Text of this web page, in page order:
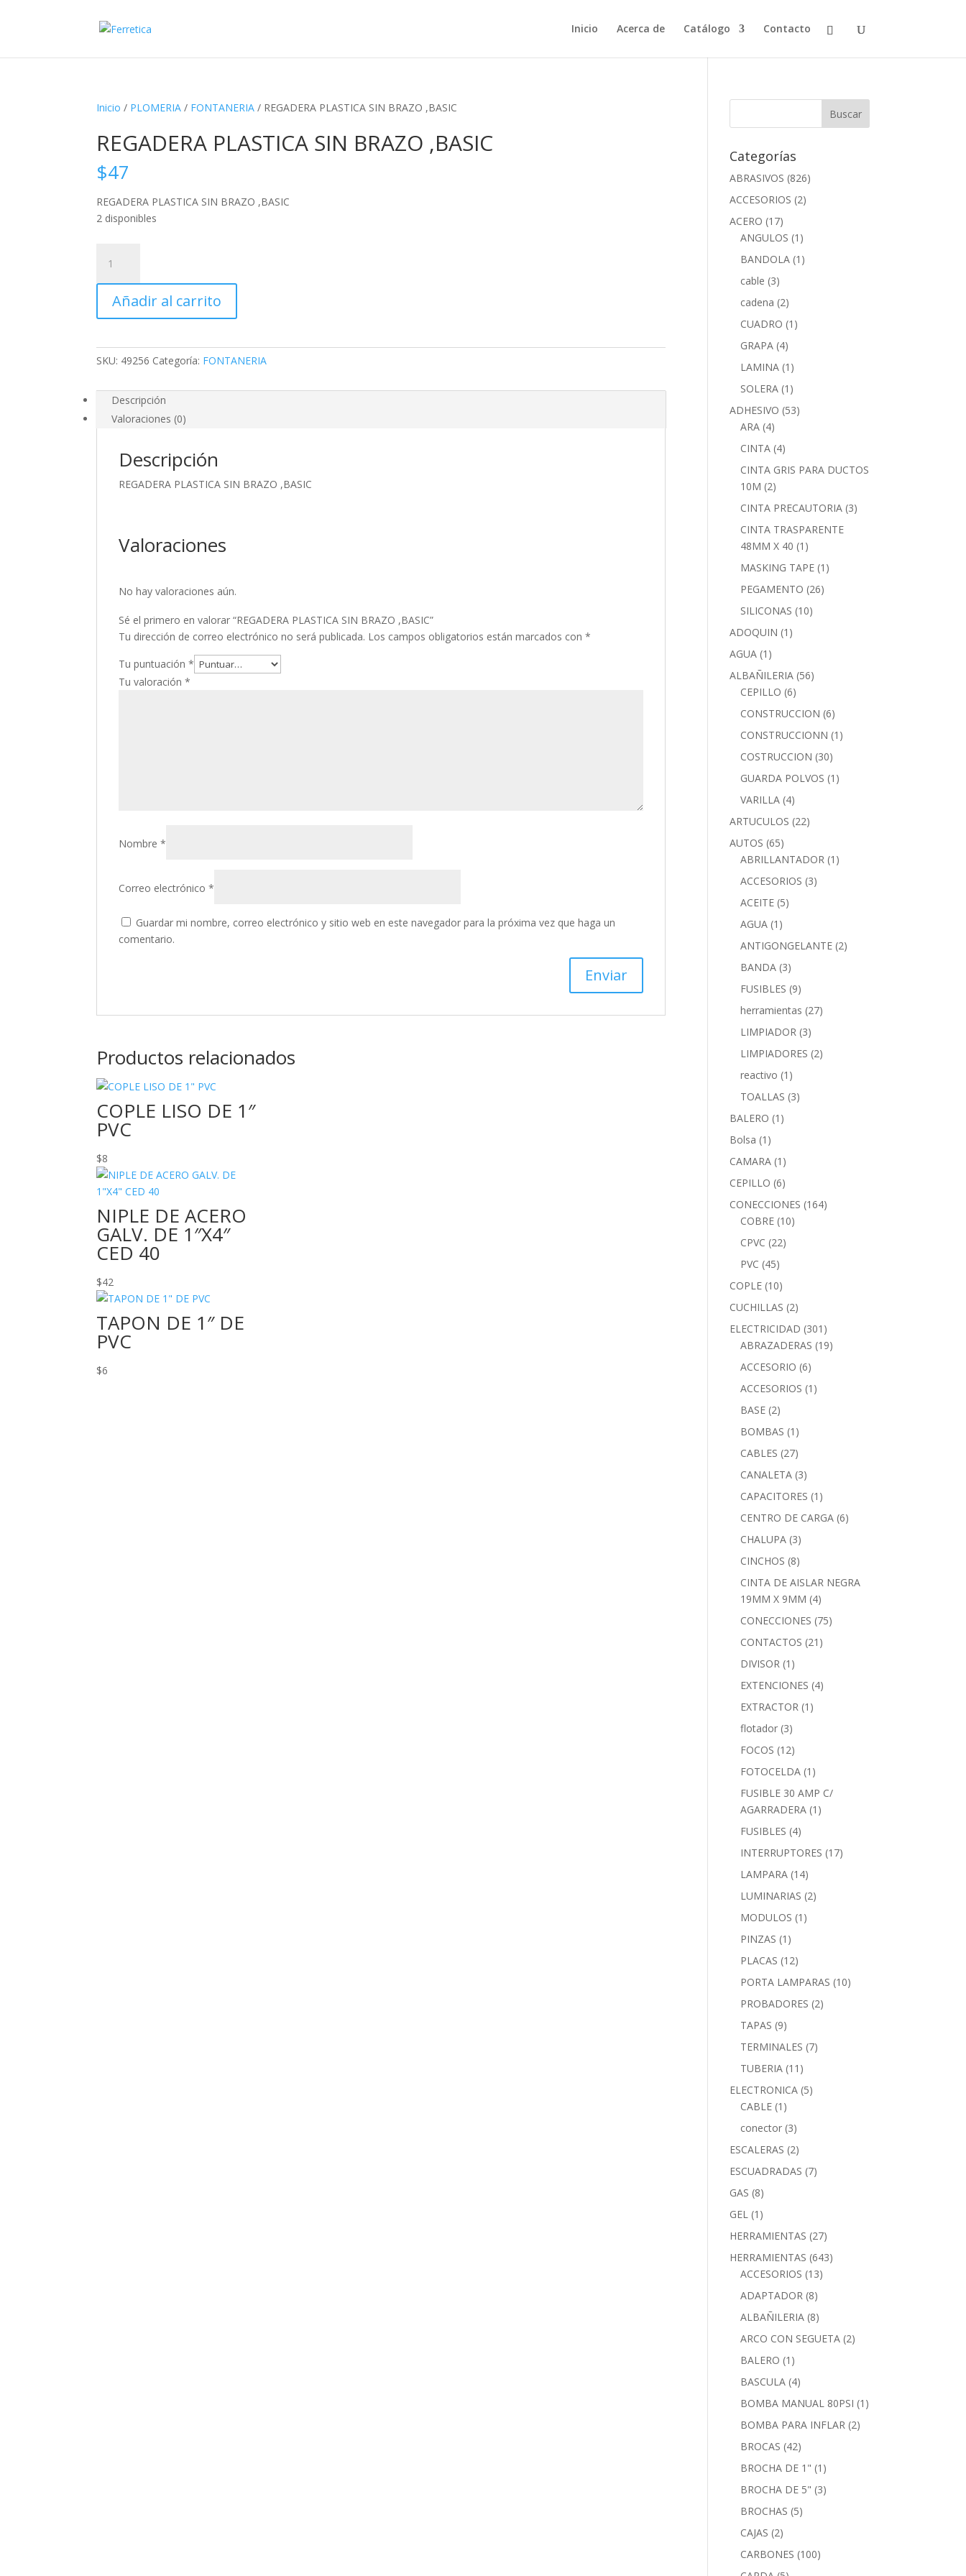
Inicio Acerca de Catálogo Contacto
Inicio / PLOMERIA / FONTANERIA / REGADERA PLASTICA SIN BRAZO ,BASIC
REGADERA PLASTICA SIN BRAZO ,BASIC
$47
REGADERA PLASTICA SIN BRAZO ,BASIC
2 disponibles
PLASTICA
SIN
BRAZO
,BASIC
Añadir al carrito
SKU: 49256 Categoría: FONTANERIA
Descripción
Valoraciones (0)
Descripción
REGADERA PLASTICA SIN BRAZO ,BASIC
Valoraciones
No hay valoraciones aún.
Sé el primero en valorar “REGADERA PLASTICA SIN BRAZO ,BASIC”
Tu dirección de correo electrónico no será publicada. Los campos obligatorios están marcados con*
Tu puntuación*
Tu valoración*
Nombre*
Correo electrónico*
Guardar mi nombre, correo electrónico y sitio web en este navegador para la próxima vez que haga un
comentario.
Productos relacionados
COPLE LISO DE 1″
PVC
$8
NIPLE DE ACERO
GALV. DE 1″X4″
CED 40
$42
TAPON DE 1″ DE
PVC
$6
Categorías
ABRASIVOS (826)
ACCESORIOS (2)
ACERO (17)
ANGULOS (1)
BANDOLA (1)
cable (3)
cadena (2)
CUADRO (1)
GRAPA (4)
LAMINA (1)
SOLERA (1)
ADHESIVO (53)
ARA (4)
CINTA (4)
CINTA GRIS PARA DUCTOS
10M (2)
CINTA PRECAUTORIA (3)
CINTA TRASPARENTE
48MM X 40 (1)
MASKING TAPE (1)
PEGAMENTO (26)
SILICONAS (10)
ADOQUIN (1)
AGUA (1)
ALBAÑILERIA (56)
CEPILLO (6)
CONSTRUCCION (6)
CONSTRUCCIONN (1)
COSTRUCCION (30)
GUARDA POLVOS (1)
VARILLA (4)
ARTUCULOS (22)
AUTOS (65)
ABRILLANTADOR (1)
ACCESORIOS (3)
ACEITE (5)
AGUA (1)
ANTIGONGELANTE (2)
BANDA (3)
FUSIBLES (9)
herramientas (27)
LIMPIADOR (3)
LIMPIADORES (2)
reactivo (1)
TOALLAS (3)
BALERO (1)
Bolsa (1)
CAMARA (1)
CEPILLO (6)
CONECCIONES (164)
COBRE (10)
CPVC (22)
PVC (45)
COPLE (10)
CUCHILLAS (2)
ELECTRICIDAD (301)
ABRAZADERAS (19)
ACCESORIO (6)
ACCESORIOS (1)
BASE (2)
BOMBAS (1)
CABLES (27)
CANALETA (3)
CAPACITORES (1)
CENTRO DE CARGA (6)
CHALUPA (3)
CINCHOS (8)
CINTA DE AISLAR NEGRA
19MM X 9MM (4)
CONECCIONES (75)
CONTACTOS (21)
DIVISOR (1)
EXTENCIONES (4)
EXTRACTOR (1)
flotador (3)
FOCOS (12)
FOTOCELDA (1)
FUSIBLE 30 AMP C/
AGARRADERA (1)
FUSIBLES (4)
INTERRUPTORES (17)
LAMPARA (14)
LUMINARIAS (2)
MODULOS (1)
PINZAS (1)
PLACAS (12)
PORTA LAMPARAS (10)
PROBADORES (2)
TAPAS (9)
TERMINALES (7)
TUBERIA (11)
ELECTRONICA (5)
CABLE (1)
conector (3)
ESCALERAS (2)
ESCUADRADAS (7)
GAS (8)
GEL (1)
HERRAMIENTAS (27)
HERRAMIENTAS (643)
ACCESORIOS (13)
ADAPTADOR (8)
ALBAÑILERIA (8)
ARCO CON SEGUETA (2)
BALERO (1)
BASCULA (4)
BOMBA MANUAL 80PSI (1)
BOMBA PARA INFLAR (2)
BROCAS (42)
BROCHA DE 1" (1)
BROCHA DE 5" (3)
BROCHAS (5)
CAJAS (2)
CARBONES (100)